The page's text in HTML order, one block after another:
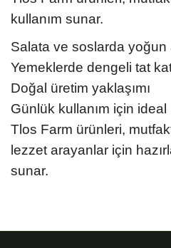
kullanım sunar.
Salata ve soslarda yoğun
Yemeklerde dengeli tat
Doğal üretim yaklaşımı
Günlük kullanım için ideal
Tlos Farm ürünleri,
lezzet arayanlar için
sunar.